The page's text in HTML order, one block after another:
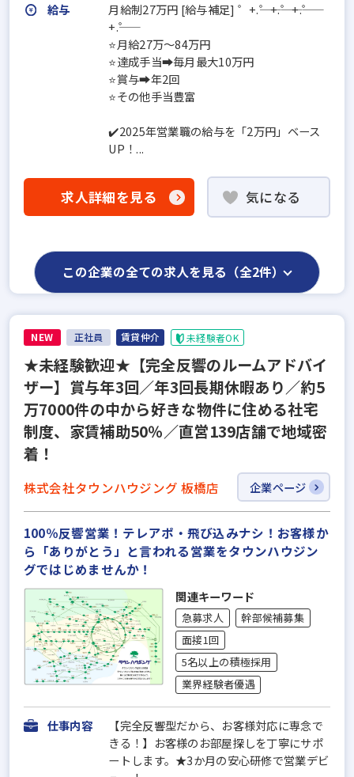
給与
月給制27万円 [給与補足] ゜+.――゜+.――゜+.――゜
+.――゜
⭐月給27万～84万円
⭐達成手当➡毎月最大10万円
⭐賞与➡年2回
⭐その他手当豊富
✔️2025年営業職の給与を「2万円」ベース
UP！...
求人詳細を見る 気になる
この企業の全ての求人を見る（全2件）
NEW 正社員 賃貸仲介 未経験者OK
★未経験歓迎★【完全反響のルームアドバイ
ザー】賞与年3回／年3回長期休暇あり／約5
万7000件の中から好きな物件に住める社宅
制度、家賃補助50％／直営139店舗で地域密
着！
株式会社タウンハウジング 板橋店 企業ページ
100％反響営業！テレアポ・飛び込みナシ！お客様か
ら「ありがとう」と言われる営業をタウンハウジン
グではじめませんか！
関連キーワード
急募求人
幹部候補募集
面接1回
5名以上の積極採用
業界経験者優遇
仕事内容
【完全反響型だから、お客様対応に専念で
きる！】お客様のお部屋探しを丁寧にサポ
ートします。★3か月の安心研修で営業デビ